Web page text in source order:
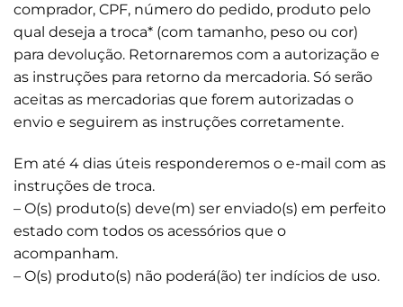
comprador, CPF, número do pedido, produto pelo
qual deseja a troca* (com tamanho, peso ou cor)
para devolução. Retornaremos com a autorização e
as instruções para retorno da mercadoria. Só serão
aceitas as mercadorias que forem autorizadas o
envio e seguirem as instruções corretamente.
Em até 4 dias úteis responderemos o e-mail com as
instruções de troca.
– O(s) produto(s) deve(m) ser enviado(s) em perfeito
estado com todos os acessórios que o
acompanham.
– O(s) produto(s) não poderá(ão) ter indícios de uso.